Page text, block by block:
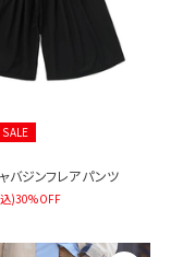
SALE
バジンフレアパンツ
)30%OFF